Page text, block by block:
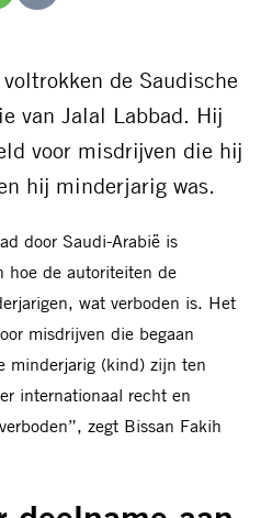
Delen
E-
mail
de Saudische
van Jalal Labbad. Hij
voor misdrijven die hij
hij minderjarig was.
door Saudi-Arabië is
hoe de autoriteiten de
wat verboden is. Het
misdrijven die begaan
minderjarig (kind) zijn ten
internationaal recht en
zegt Bissan Fakih